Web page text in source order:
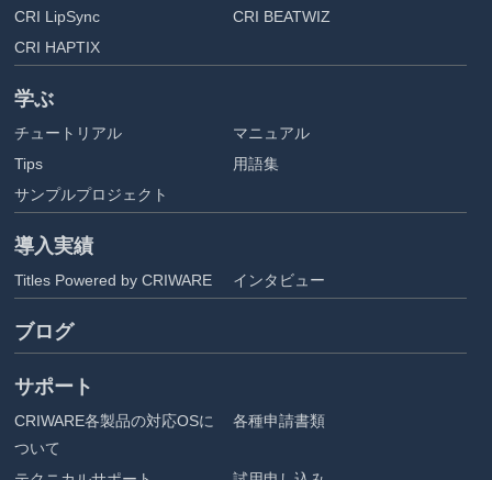
CRI LipSync
CRI BEATWIZ
CRI HAPTIX
学ぶ
チュートリアル
マニュアル
Tips
用語集
サンプルプロジェクト
導入実績
Titles Powered by CRIWARE インタビュー
ブログ
サポート
CRIWARE各製品の対応OSに
ついて
各種申請書類